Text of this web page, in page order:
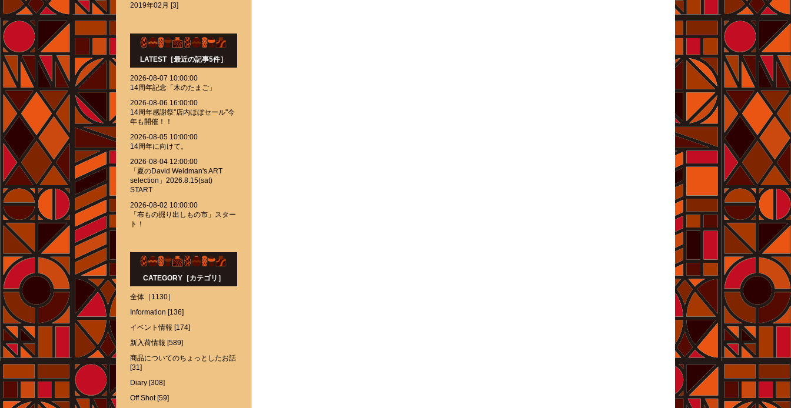
2019年02月 [3]
LATEST［最近の記事5件］
2026-08-07 10:00:00
14周年記念「木のたまご」
2026-08-06 16:00:00
14周年感謝祭''店内ほぼセール''今
年も開催！！
2026-08-05 10:00:00
14周年に向けて。
2026-08-04 12:00:00
「夏のDavid Weidman's ART
selection」2026.8.15(sat)
START
2026-08-02 10:00:00
「布もの掘り出しもの市」スター
ト！
CATEGORY［カテゴリ］
全体［1130］
Information [136]
イベント情報 [174]
新入荷情報 [589]
商品についてのちょっとしたお話
[31]
Diary [308]
Off Shot [59]